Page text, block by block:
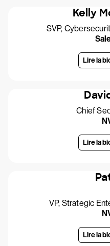
Kelly
SVP,
Lire la
Chief
Lire la
VP, Strategic
Lire la